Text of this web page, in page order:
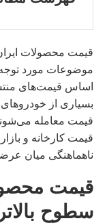
قیمت محصولات
موضوعات مورد توجه
اساس قیمت‌های
بسیاری از خودروهای
قیمت معامله
قیمت کارخانه و
ناهماهنگی میان
قیمت
سطوح